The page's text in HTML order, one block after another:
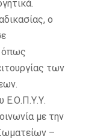
ο
όπως
των
Ε.Ο.Π.Υ.Υ.
με την
–